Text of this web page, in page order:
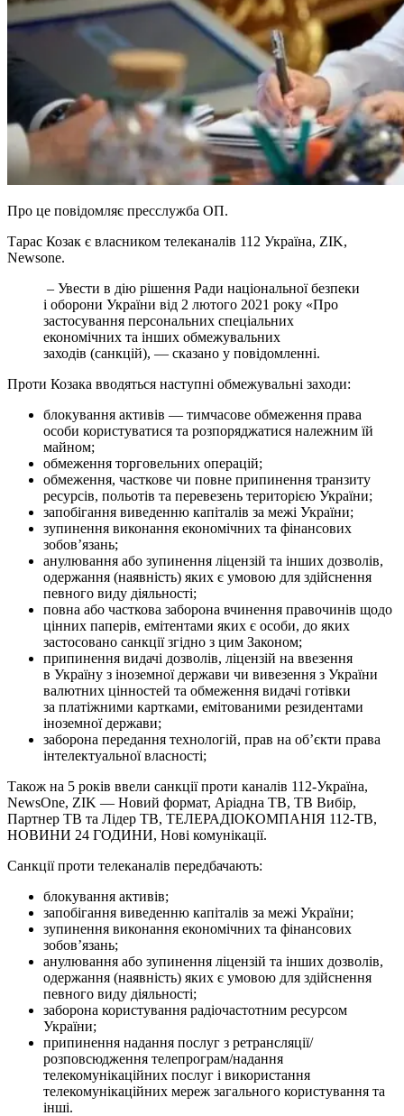
Про це повідомляє пресслужба ОП.
Тарас Козак є власником телеканалів 112 Україна, ZIK,
Newsone.
– Увести в дію рішення Ради національної безпеки
і оборони України від 2 лютого 2021 року «Про
застосування персональних спеціальних
економічних та інших обмежувальних
заходів (санкцій), — сказано у повідомленні.
Проти Козака вводяться наступні обмежувальні заходи:
блокування активів — тимчасове обмеження права
особи користуватися та розпоряджатися належним їй
майном;
обмеження торговельних операцій;
обмеження, часткове чи повне припинення транзиту
ресурсів, польотів та перевезень територією України;
запобігання виведенню капіталів за межі України;
зупинення виконання економічних та фінансових
зобов’язань;
анулювання або зупинення ліцензій та інших дозволів,
одержання (наявність) яких є умовою для здійснення
певного виду діяльності;
повна або часткова заборона вчинення правочинів щодо
цінних паперів, емітентами яких є особи, до яких
застосовано санкції згідно з цим Законом;
припинення видачі дозволів, ліцензій на ввезення
в Україну з іноземної держави чи вивезення з України
валютних цінностей та обмеження видачі готівки
за платіжними картками, емітованими резидентами
іноземної держави;
заборона передання технологій, прав на об’єкти права
інтелектуальної власності;
Також на 5 років ввели санкції проти каналів 112-Україна,
NewsOne, ZIK — Новий формат, Аріадна ТВ, ТВ Вибір,
Партнер ТВ та Лідер ТВ, ТЕЛЕРАДІОКОМПАНІЯ 112-ТВ,
НОВИНИ 24 ГОДИНИ, Нові комунікації.
Санкції проти телеканалів передбачають:
блокування активів;
запобігання виведенню капіталів за межі України;
зупинення виконання економічних та фінансових
зобов’язань;
анулювання або зупинення ліцензій та інших дозволів,
одержання (наявність) яких є умовою для здійснення
певного виду діяльності;
заборона користування радіочастотним ресурсом
України;
припинення надання послуг з ретрансляції/
розповсюдження телепрограм/надання
телекомунікаційних послуг і використання
телекомунікаційних мереж загального користування та
інші.